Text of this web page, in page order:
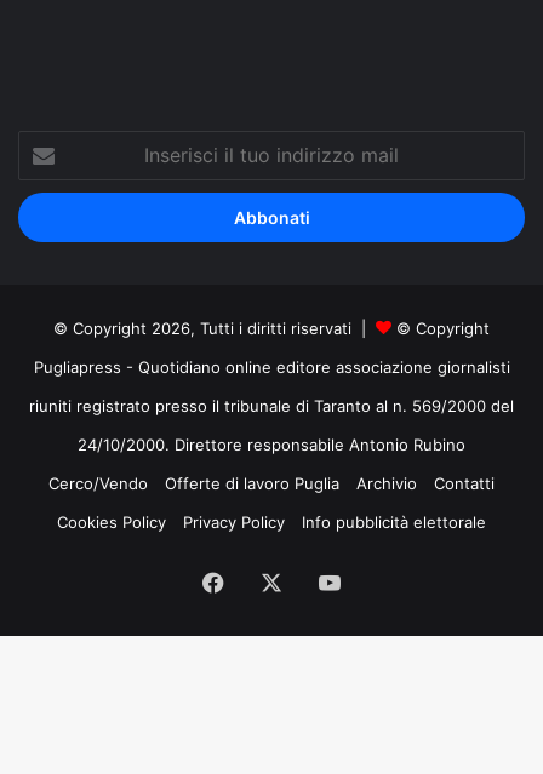
tuo
indirizzo
mail
© Copyright 2026, Tutti i diritti riservati |
© Copyright
Pugliapress - Quotidiano online editore associazione giornalisti
riuniti registrato presso il tribunale di Taranto al n. 569/2000 del
24/10/2000. Direttore responsabile Antonio Rubino
Cerco/Vendo
Offerte di lavoro Puglia Archivio
Contatti
Cookies Policy
Privacy Policy Info pubblicità elettorale
Facebook
Tube